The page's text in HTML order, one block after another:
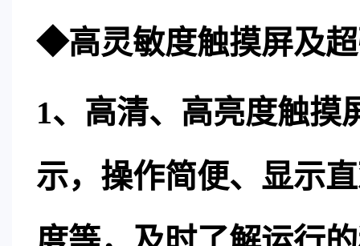
◆高灵敏度触摸屏及
1、高清、高亮度触摸
示，操作简便、显示